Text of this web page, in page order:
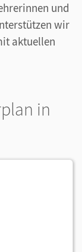
und
wir
aktuellen
in